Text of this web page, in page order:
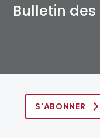
Bulletin
S'ABONNER